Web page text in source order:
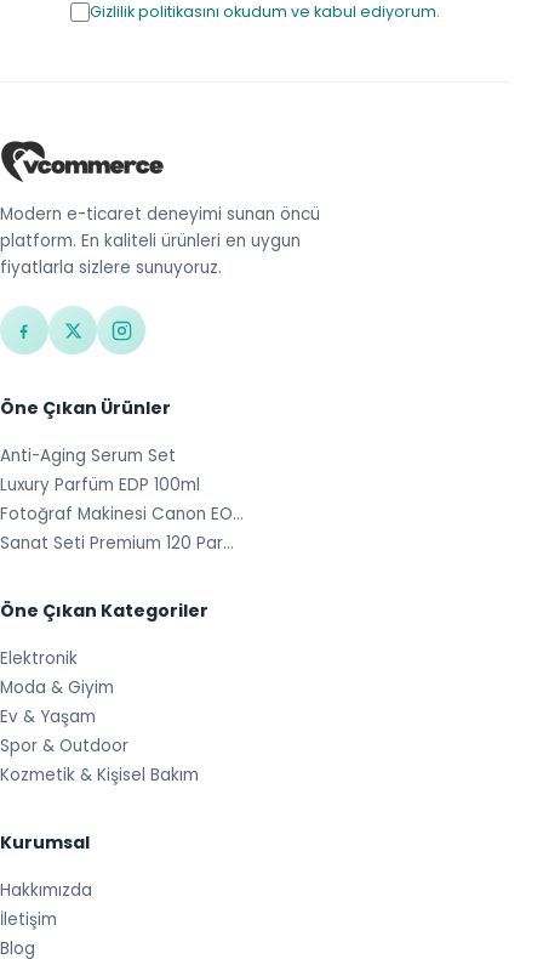
Gizlilik politikasını okudum ve kabul ediyorum.
Modern e-ticaret deneyimi sunan öncü
platform. En kaliteli ürünleri en uygun
fiyatlarla sizlere sunuyoruz.
Öne Çıkan Ürünler
Anti-Aging Serum Set
Luxury Parfüm EDP 100ml
Fotoğraf Makinesi Canon EO…
Sanat Seti Premium 120 Par…
Öne Çıkan Kategoriler
Elektronik
Moda & Giyim
Ev & Yaşam
Spor & Outdoor
Kozmetik & Kişisel Bakım
Kurumsal
Hakkımızda
İletişim
Blog